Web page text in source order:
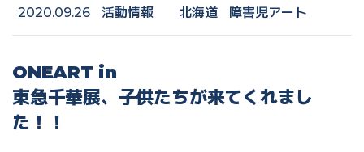
2020.09.26 活動情報 北海道 障害児アート
ONEART in
東急千華展、子供たちが来てくれまし
た！！